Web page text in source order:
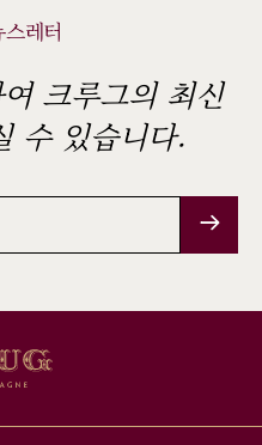
레터
크루그의 최신
수 있습니다.